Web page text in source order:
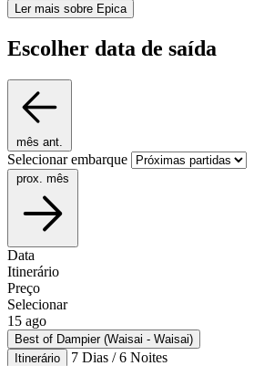
Ler mais sobre Epica
Escolher data de saída
mês ant.
Selecionar embarque
prox. mês
Data
Itinerário
Preço
Selecionar
15 ago
Best of Dampier (Waisai - Waisai)
Itinerário
7 Dias / 6 Noites